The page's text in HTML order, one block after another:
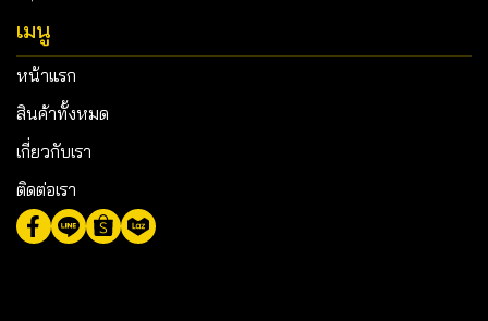
เมนู
หน้าแรก
สินค้าทั้งหมด
เกี่ยวกับเรา
ติดต่อเรา